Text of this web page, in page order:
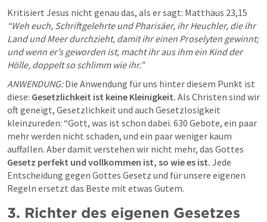
Kritisiert Jesus nicht genau das, als er sagt: Matthäus 23,15
“Weh euch, Schriftgelehrte und Pharisäer, ihr Heuchler, die ihr
Land und Meer durchzieht, damit ihr einen Proselyten gewinnt;
und wenn er’s geworden ist, macht ihr aus ihm ein Kind der
Hölle, doppelt so schlimm wie ihr.”
ANWENDUNG: Die Anwendung für uns hinter diesem Punkt ist
diese: Gesetzlichkeit ist keine Kleinigkeit. Als Christen sind wir
oft geneigt, Gesetzlichkeit und auch Gesetzlosigkeit
kleinzureden: “Gott, was ist schon dabei. 630 Gebote, ein paar
mehr werden nicht schaden, und ein paar weniger kaum
auffallen. Aber damit verstehen wir nicht mehr, das Gottes
Gesetz perfekt und vollkommen ist, so wie es ist. Jede
Entscheidung gegen Gottes Gesetz und für unsere eigenen
Regeln ersetzt das Beste mit etwas Gutem.
3. Richter des eigenen Gesetzes